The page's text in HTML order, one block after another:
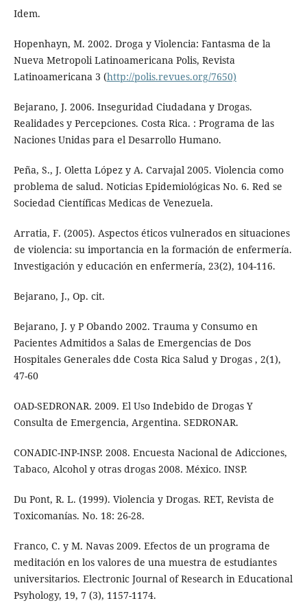
Idem.
Hopenhayn, M. 2002. Droga y Violencia: Fantasma de la
Nueva Metropoli Latinoamericana Polis, Revista
Latinoamericana 3 (http://polis.revues.org/7650)
Bejarano, J. 2006. Inseguridad Ciudadana y Drogas.
Realidades y Percepciones. Costa Rica. : Programa de las
Naciones Unidas para el Desarrollo Humano.
Peña, S., J. Oletta López y A. Carvajal 2005. Violencia como
problema de salud. Noticias Epidemiológicas No. 6. Red se
Sociedad Científicas Medicas de Venezuela.
Arratia, F. (2005). Aspectos éticos vulnerados en situaciones
de violencia: su importancia en la formación de enfermería.
Investigación y educación en enfermería, 23(2), 104-116.
Bejarano, J., Op. cit.
Bejarano, J. y P Obando 2002. Trauma y Consumo en
Pacientes Admitidos a Salas de Emergencias de Dos
Hospitales Generales dde Costa Rica Salud y Drogas , 2(1),
47-60
OAD-SEDRONAR. 2009. El Uso Indebido de Drogas Y
Consulta de Emergencia, Argentina. SEDRONAR.
CONADIC-INP-INSP. 2008. Encuesta Nacional de Adicciones,
Tabaco, Alcohol y otras drogas 2008. México. INSP.
Du Pont, R. L. (1999). Violencia y Drogas. RET, Revista de
Toxicomanías. No. 18: 26-28.
Franco, C. y M. Navas 2009. Efectos de un programa de
meditación en los valores de una muestra de estudiantes
universitarios. Electronic Journal of Research in Educational
Psyhology, 19, 7 (3), 1157-1174.